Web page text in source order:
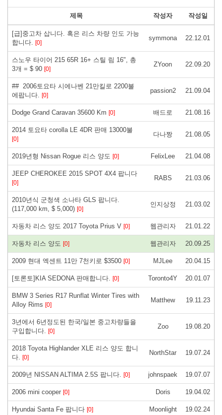
제목 작성자 작성일
[급]중고차 삽니다. 혹은 리스 차량 인도 가능
합니다. [0]
symmona 22.12.01
스노우 타이어 215 65R 16+ 스틸 림 16", 총
3개 = $ 90 [0]
ZYoon 22.09.20
## 2006토요타 시에나벤 21만킬로 2200불
에팝니다. [0]
passion2 21.09.04
Dodge Grand Caravan 35600 Km [0] 배드로 21.08.16
2014 토요타 corolla LE 4DR 판매 13000불
[0]
다나짱 21.08.05
2019년형 Nissan Rogue 리스 양도 [0] FelixLee 21.04.08
JEEP CHEROKEE 2015 SPOT 4X4 팝니다
[0]
RABS 21.03.06
2010년식 군청색 소나타 GLS 팝니다.
(117,000 km, $ 5,000) [0]
인지상정 21.03.02
자동차 리스 양도 2017 Toyota Prius V [0] 웹관리자 21.01.22
자동차 리스 양도 [0] 웹관리자 20.09.25
2009 현대 엑센트 11만 7천키로 $3500 [0] MJLee 20.04.15
[토론토]KIA SEDONA 판매합니다. [0] Toronto4Y 20.01.07
BMW 3 Series R17 Runflat Winter Tires with
Alloy Rims [0]
Matthew 19.11.23
3년에서 6년정도된 한국/일본 중고차량들을
구입합니다. [0]
Zoo 19.08.20
2018 Toyota Highlander XLE 리스 양도 합니
다. [0]
NorthStar 19.07.24
2009년 NISSAN ALTIMA 2.5S 팝니다. [0] johnspaek 19.07.07
2006 mini cooper [0] Doris 19.04.02
Hyundai Santa Fe 팝니다 [0] Moonlight 19.02.24